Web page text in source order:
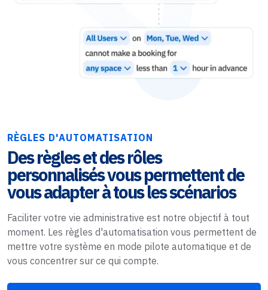
RÈGLES D'AUTOMATISATION
Des règles et des rôles
personnalisés vous permettent de
vous adapter à tous les scénarios
Faciliter votre vie administrative est notre objectif à tout
moment. Les règles d'automatisation vous permettent de
mettre votre système en mode pilote automatique et de
vous concentrer sur ce qui compte.